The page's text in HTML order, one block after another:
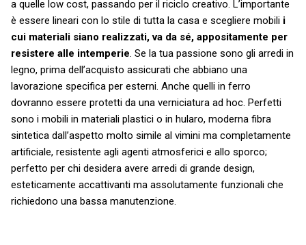
a quelle low cost, passando per il riciclo creativo. L’importante
è essere lineari con lo stile di tutta la casa e scegliere mobili i
cui materiali siano realizzati, va da sé, appositamente per
resistere alle intemperie . Se la tua passione sono gli arredi in
legno, prima dell’acquisto assicurati che abbiano una
lavorazione specifica per esterni. Anche quelli in ferro
dovranno essere protetti da una verniciatura ad hoc. Perfetti
sono i mobili in materiali plastici o in hularo, moderna fibra
sintetica dall’aspetto molto simile al vimini ma completamente
artificiale, resistente agli agenti atmosferici e allo sporco;
perfetto per chi desidera avere arredi di grande design,
esteticamente accattivanti ma assolutamente funzionali che
richiedono una bassa manutenzione.